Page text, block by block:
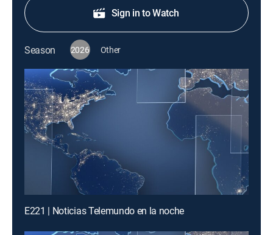
Sign in to Watch
Season 2026 Other
E221 | Noticias Telemundo en la noche